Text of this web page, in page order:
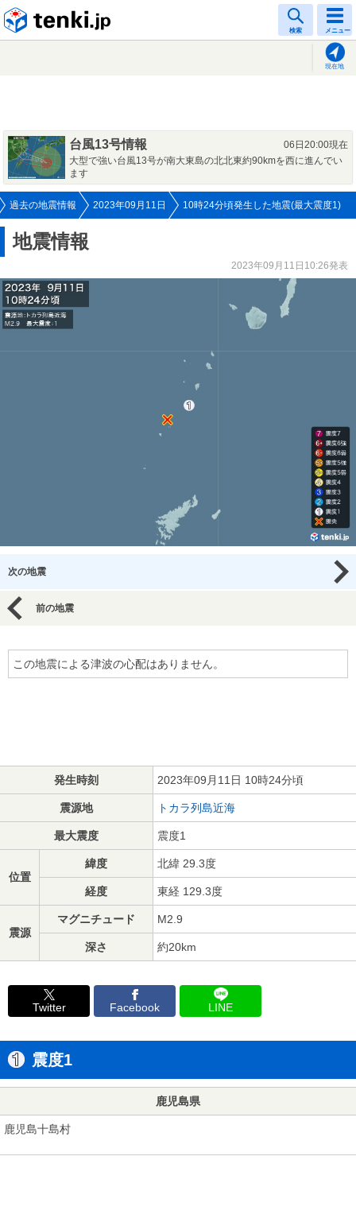
検索 メニュー
現在地
台風13号情報
06日20:00現在
大型で強い台風13号が南大東島の北北東約90kmを西に進んでい
ます
過去の地震情報 2023年09月11日 10時24分頃発生した地震(最大震度1)
地震情報
2023年09月11日10:26発表
次の地震
前の地震
この地震による津波の心配はありません。
発生時刻 2023年09月11日 10時24分頃
震源地 トカラ列島近海
最大震度 震度1
位置
緯度 北緯 29.3度
経度 東経 129.3度
震源
マグニチュード M2.9
深さ 約20km
Twitter Facebook LINE
震度1
鹿児島県
鹿児島十島村